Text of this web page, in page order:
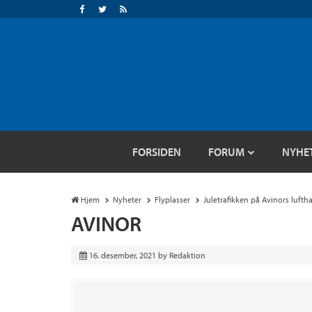
FORSIDEN FORUM
Hjem Nyheter Flyplasser Juletrafikken på Avinors
AVINOR
16. desember, 2021 by Redaktion